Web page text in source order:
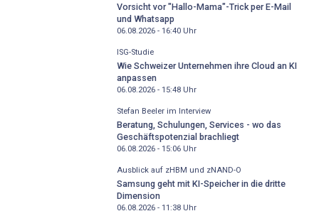
Vorsicht vor "Hallo-Mama"-Trick per E-Mail
und Whatsapp
06.08.2026 - 16:40Uhr
ISG-Studie
Wie Schweizer Unternehmen ihre Cloud an KI
anpassen
06.08.2026 - 15:48Uhr
Stefan Beeler im Interview
Beratung, Schulungen, Services - wo das
Geschäftspotenzial brachliegt
06.08.2026 - 15:06Uhr
Ausblick auf zHBM und zNAND-O
Samsung geht mit KI-Speicher in die dritte
Dimension
06.08.2026 - 11:38Uhr